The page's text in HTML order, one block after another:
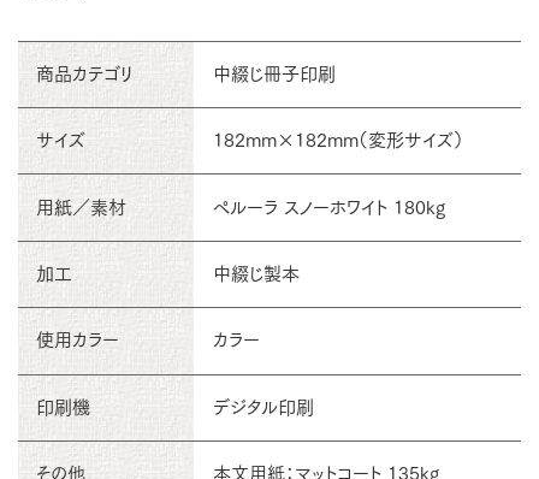
商品カテゴリ 中綴じ冊子印刷
サイズ 182mm×182mm（変形サイズ）
用紙／素材 ペルーラ スノーホワイト 180kg
加工 中綴じ製本
使用カラー カラー
印刷機 デジタル印刷
その他
本文用紙：マットコート 135kg